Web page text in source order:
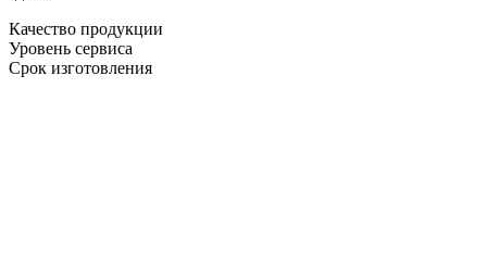
Качество продукции
Уровень сервиса
Срок изготовления